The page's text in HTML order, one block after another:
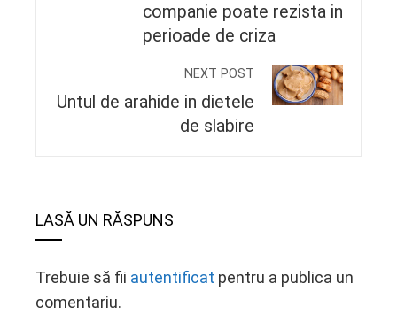
companie poate rezista in
perioade de criza
NEXT POST
Untul de arahide in dietele
de slabire
LASĂ UN RĂSPUNS
Trebuie să fii autentificat pentru a publica un
comentariu.